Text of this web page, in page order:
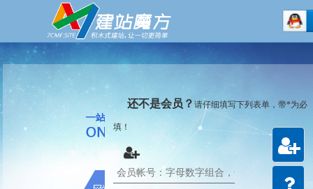
还不是会员？请仔细填写下列表单，带*为必
填！
注册
会员